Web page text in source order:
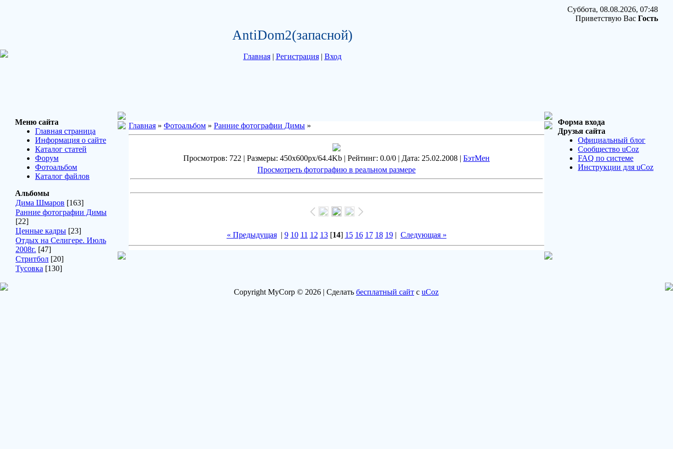
AntiDom2(запасной)
Главная| Регистрация| Вход
Суббота, 08.08.2026, 07:48
Приветствую Вас Гость
Меню сайта
Главная страница
Информация о сайте
Каталог статей
Форум
Фотоальбом
Каталог файлов
Альбомы
Дима Шмаров [163]
Ранние фотографии Димы
[22]
Ценные кадры [23]
Отдых на Селигере. Июль
2008г. [47]
Стритбол [20]
Тусовка [130]
Главная » Фотоальбом » Ранние фотографии Димы »
Просмотров: 722 | Размеры: 450x600px/64.4Kb | Рейтинг: 0.0/0 | Дата: 25.02.2008 | БэтМен
Просмотреть фотографию в реальном размере
« Предыдущая| 9 10 11 12 13[14] 15 16 17 18 19| Следующая »
Форма входа
Друзья сайта
Официальный блог
Сообщество uCoz
FAQ по системе
Инструкции для uCoz
Copyright MyCorp © 2026 | Сделать бесплатный сайт с uCoz